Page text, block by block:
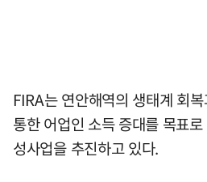
FIRA는 연안해역의 생태계 회
통한 어업인 소득 증대를 목표
성사업을 추진하고 있다.